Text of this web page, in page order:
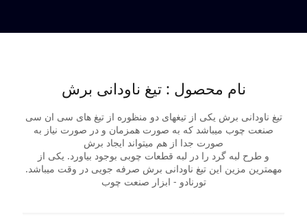
نام محصول : تیغ ناودانی برش
تیغ ناودانی برش یکی از تیغهای دو منظوره از تیغ های سی ان سی
صنعت چوب میباشد که به صورت همزمان و در صورت نیاز به
صورت جدا از هم میتواند ایجاد برش
و طرح لبه گرد را در لبه قطعات چوبی بوجود بیاورد. یکی از
مهمترین مزین این تیغ ناودانی برش صرفه جویی در وقت میباشد.
تورنادو - ابزار صنعت چوب